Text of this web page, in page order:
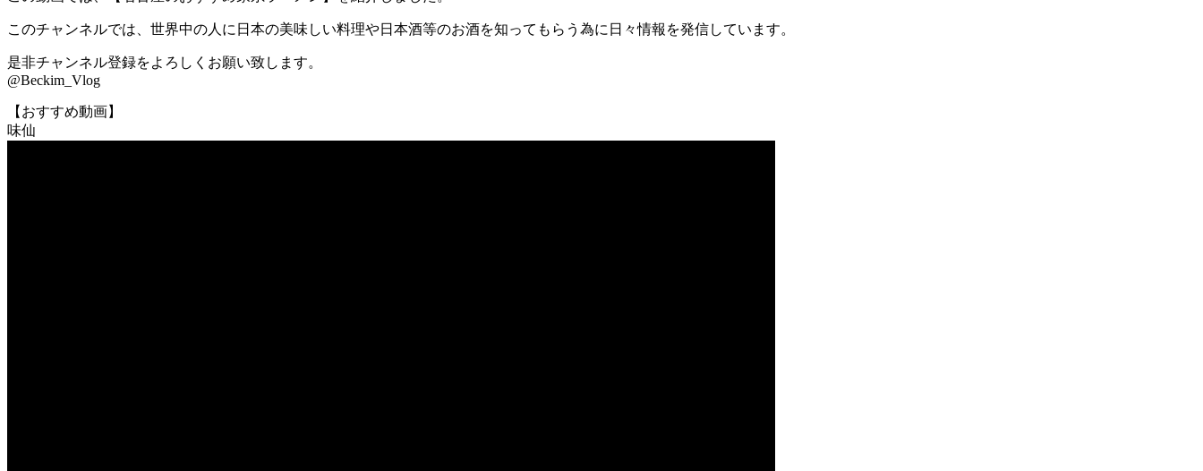
このチャンネルでは、世界中の人に日本の美味しい料理や日本酒等のお酒を知ってもらう為に日々情報を発信しています。
是非チャンネル登録をよろしくお願い致します。
@Beckim_Vlog
【おすすめ動画】
味仙